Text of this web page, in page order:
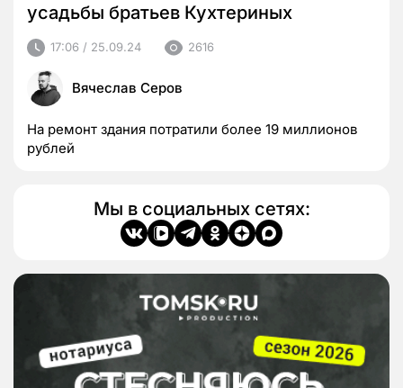
усадьбы братьев Кухтериных
17:06 / 25.09.24 2616
Вячеслав Серов
На ремонт здания потратили более 19 миллионов
рублей
Мы в социальных сетях: